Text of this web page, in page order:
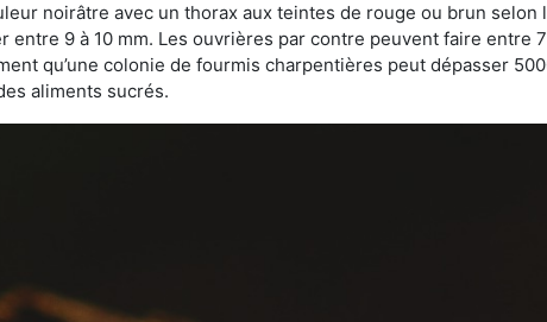
noirâtre avec un thorax aux teintes de rouge ou brun
entre 9 à 10 mm. Les ouvrières par contre peuvent faire
qu’une colonie de fourmis charpentières peut dépasser
aliments sucrés.